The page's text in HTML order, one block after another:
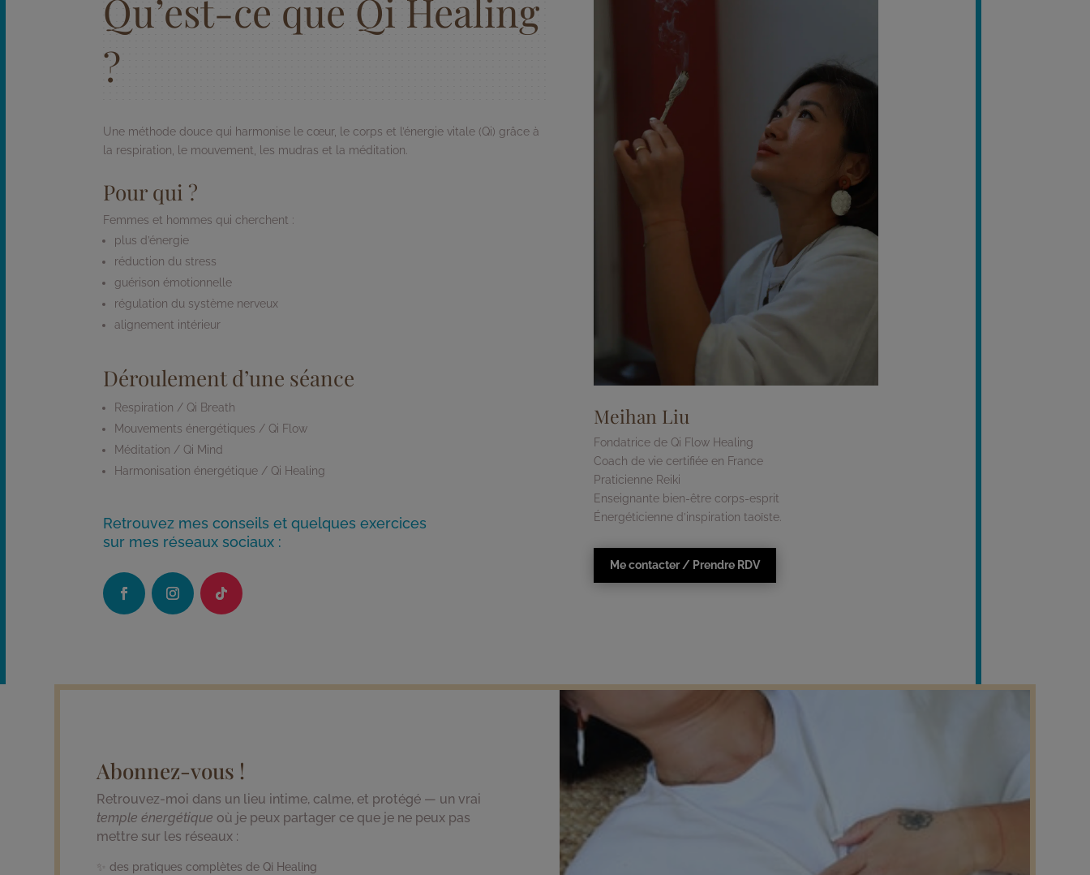
Qu’est-ce que Qi Healing
?
Une méthode douce qui harmonise le cœur, le corps et l’énergie vitale (Qi) grâce à
la respiration, le mouvement, les mudras et la méditation.
Pour qui ?
Femmes et hommes qui cherchent :
plus d’énergie
réduction du stress
guérison émotionnelle
régulation du système nerveux
alignement intérieur
Déroulement d’une séance
Respiration / Qi Breath
Mouvements énergétiques / Qi Flow
Méditation / Qi Mind
Harmonisation énergétique / Qi Healing
Retrouvez mes conseils et quelques exercices
sur mes réseaux sociaux :
Meihan Liu
Fondatrice de Qi Flow Healing
Coach de vie certifiée en France
Praticienne Reiki
Enseignante bien-être corps-esprit
Énergéticienne d’inspiration taoïste.
Me contacter / Prendre RDV
Abonnez-vous !
Retrouvez-moi dans un lieu intime, calme, et protégé — un vrai
temple énergétique où je peux partager ce que je ne peux pas
mettre sur les réseaux :
✨ des pratiques complètes de Qi Healing